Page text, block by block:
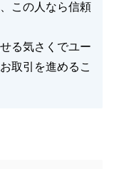
この人なら信頼
る気さくでユー
取引を進めるこ